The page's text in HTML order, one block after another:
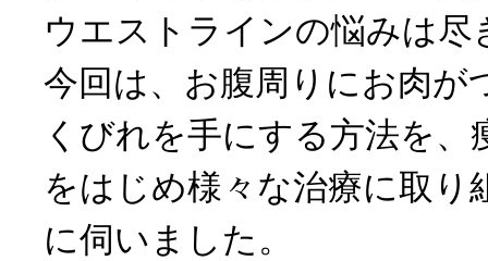
ウエストラインの悩みは
今回は、お腹周りにお肉が
くびれを手にする方法を、
をはじめ様々な治療に取り
に伺いました。